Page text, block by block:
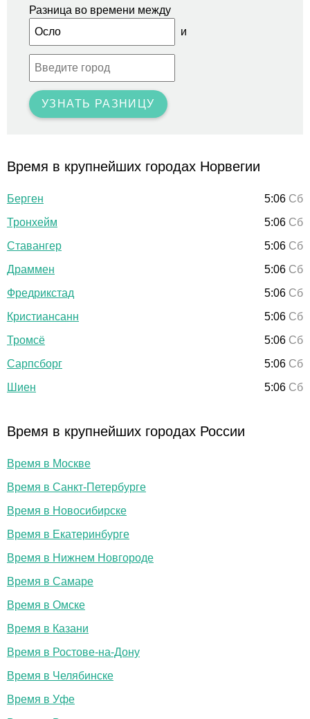
Разница во времени между
и
УЗНАТЬ РАЗНИЦУ
Время в крупнейших городах Норвегии
Берген 5:06 Сб
Тронхейм
5:06 Сб
Ставангер
5:06 Сб
Драммен
5:06 Сб
Фредрикстад
5:06 Сб
Кристиансанн
5:06 Сб
Тромсё
5:06 Сб
Сарпсборг
5:06 Сб
Шиен
5:06 Сб
Время в крупнейших городах России
Время в Москве
Время в Санкт-Петербурге
Время в Новосибирске
Время в Екатеринбурге
Время в Нижнем Новгороде
Время в Самаре
Время в Омске
Время в Казани
Время в Ростове-на-Дону
Время в Челябинске
Время в Уфе